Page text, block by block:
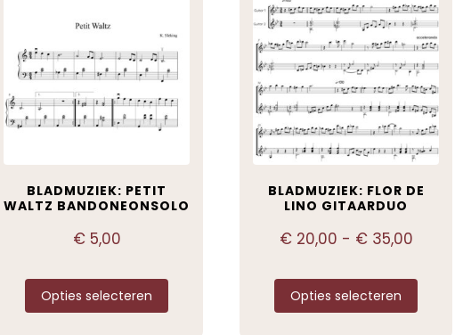
BLADMUZIEK: PETIT
WALTZ BANDONEONSOLO
€5,00
Opties selecteren
BLADMUZIEK: FLOR DE
LINO GITAARDUO
€20,00 - €35,00
Opties selecteren